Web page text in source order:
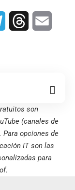
TelegramThreads
son
(canales de
Para opciones de
IT son las
para